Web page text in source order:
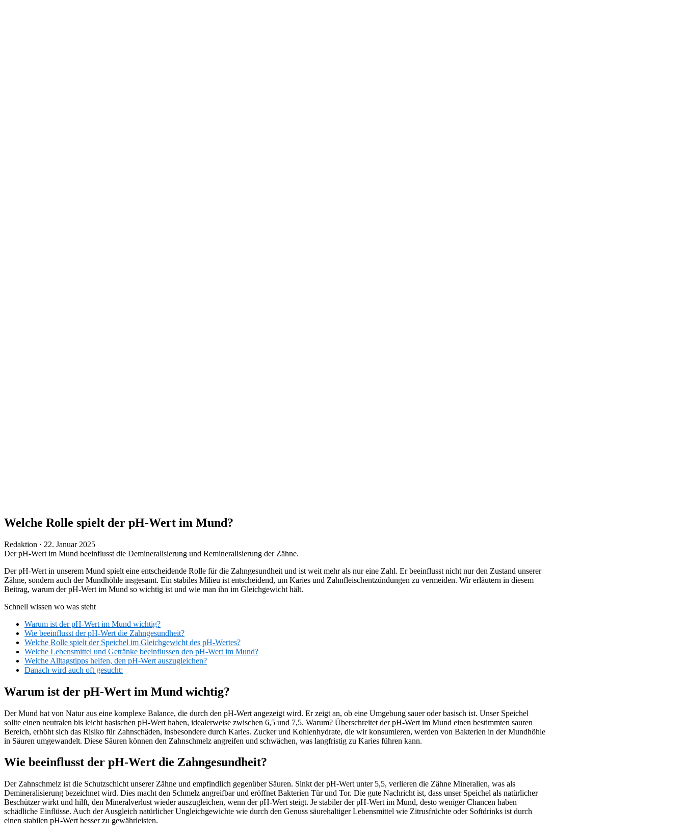
Welche Rolle spielt der pH-Wert im Mund?
Redaktion · Veröffentlicht
am
22. Januar 2025
Der pH-Wert im Mund beeinflusst die Demineralisierung und Remineralisierung der Zähne.
Der pH-Wert in unserem Mund spielt eine entscheidende Rolle für die Zahngesundheit und ist weit mehr als nur eine Zahl. Er beeinflusst nicht nur den Zustand unserer
Zähne, sondern auch der Mundhöhle insgesamt. Ein stabiles Milieu ist entscheidend, um Karies und Zahnfleischentzündungen zu vermeiden. Wir erläutern in diesem
Beitrag, warum der pH-Wert im Mund so wichtig ist und wie man ihn im Gleichgewicht hält.
Schnell wissen wo was steht
Warum ist der pH-Wert im Mund wichtig?
Wie beeinflusst der pH-Wert die Zahngesundheit?
Welche Rolle spielt der Speichel im Gleichgewicht des pH-Wertes?
Welche Lebensmittel und Getränke beeinflussen den pH-Wert im Mund?
Welche Alltagstipps helfen, den pH-Wert auszugleichen?
Danach wird auch oft gesucht:
Warum ist der pH-Wert im Mund wichtig?
Der Mund hat von Natur aus eine komplexe Balance, die durch den pH-Wert angezeigt wird. Er zeigt an, ob eine Umgebung sauer oder basisch ist. Unser Speichel
sollte einen neutralen bis leicht basischen pH-Wert haben, idealerweise zwischen 6,5 und 7,5. Warum? Überschreitet der pH-Wert im Mund einen bestimmten sauren
Bereich, erhöht sich das Risiko für Zahnschäden, insbesondere durch Karies. Zucker und Kohlenhydrate, die wir konsumieren, werden von Bakterien in der Mundhöhle
in Säuren umgewandelt. Diese Säuren können den Zahnschmelz angreifen und schwächen, was langfristig zu Karies führen kann.
Wie beeinflusst der pH-Wert die Zahngesundheit?
Der Zahnschmelz ist die Schutzschicht unserer Zähne und empfindlich gegenüber Säuren. Sinkt der pH-Wert unter 5,5, verlieren die Zähne Mineralien, was als
Demineralisierung bezeichnet wird. Dies macht den Schmelz angreifbar und eröffnet Bakterien Tür und Tor. Die gute Nachricht ist, dass unser Speichel als natürlicher
Beschützer wirkt und hilft, den Mineralverlust wieder auszugleichen, wenn der pH-Wert steigt. Je stabiler der pH-Wert im Mund, desto weniger Chancen haben
schädliche Einflüsse. Auch der Ausgleich natürlicher Ungleichgewichte wie durch den Genuss säurehaltiger Lebensmittel wie Zitrusfrüchte oder Softdrinks ist durch
einen stabilen pH-Wert besser zu gewährleisten.